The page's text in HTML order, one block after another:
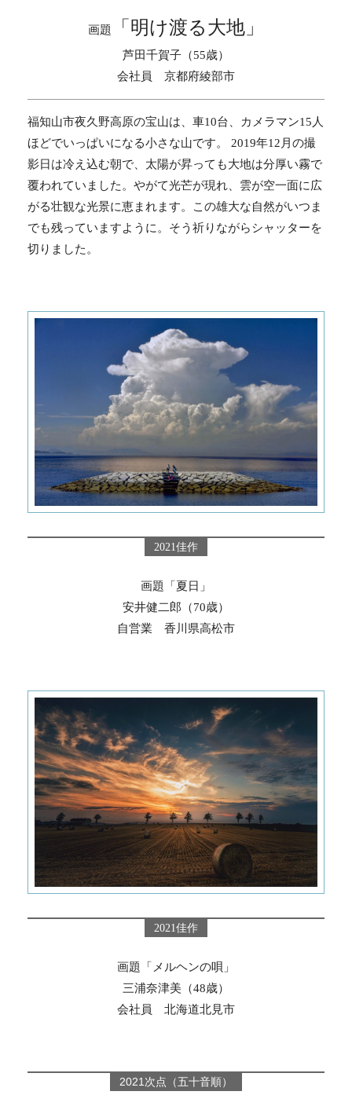
画題 「明け渡る大地」
芦田千賀子（55歳）
会社員 京都府綾部市
福知山市夜久野高原の宝山は、車10台、カメラマン15人
ほどでいっぱいになる小さな山です。 2019年12月の撮
影日は冷え込む朝で、太陽が昇っても大地は分厚い霧で
覆われていました。やがて光芒が現れ、雲が空一面に広
がる壮観な光景に恵まれます。この雄大な自然がいつま
でも残っていますように。そう祈りながらシャッターを
切りました。
2021佳作
画題「夏日」
安井健二郎（70歳）
自営業 香川県高松市
2021佳作
画題「メルヘンの唄」
三浦奈津美（48歳）
会社員 北海道北見市
2021次点（五十音順）